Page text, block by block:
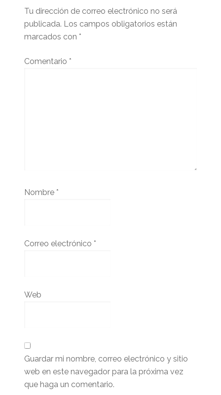
lector
Tu dirección de correo electrónico no será
publicada. Los campos obligatorios están
marcados con *
Comentario *
Nombre *
Correo electrónico *
Web
Guardar mi nombre, correo electrónico y sitio
web en este navegador para la próxima vez
que haga un comentario.